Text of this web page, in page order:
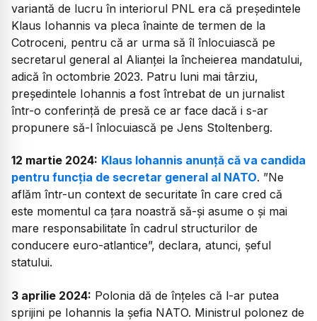
variantă de lucru în interiorul PNL era că președintele
Klaus Iohannis va pleca înainte de termen de la
Cotroceni, pentru că ar urma să îl înlocuiască pe
secretarul general al Alianței la încheierea mandatului,
adică în octombrie 2023. Patru luni mai târziu,
președintele Iohannis a fost întrebat de un jurnalist
într-o conferință de presă ce ar face dacă i s-ar
propunere să-l înlocuiască pe Jens Stoltenberg.
12 martie 2024: Klaus Iohannis anunță că va candida
pentru funcția de secretar general al NATO. ”Ne
aflăm într-un context de securitate în care cred că
este momentul ca țara noastră să-și asume o și mai
mare responsabilitate în cadrul structurilor de
conducere euro-atlantice”, declara, atunci, șeful
statului.
3 aprilie 2024: Polonia dă de înțeles că l-ar putea
sprijini pe Iohannis la șefia NATO. Ministrul polonez de